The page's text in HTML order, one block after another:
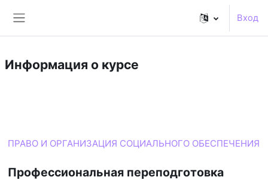
Вход
Информация о курсе
ПРАВО И ОРГАНИЗАЦИЯ СОЦИАЛЬНОГО ОБЕСПЕЧЕНИЯ
Профессиональная переподготовка